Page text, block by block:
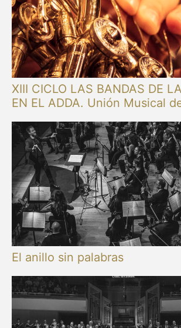
XIII CICLO LAS BANDAS DE
EN EL ADDA. Unión Musical
El anillo sin palabras